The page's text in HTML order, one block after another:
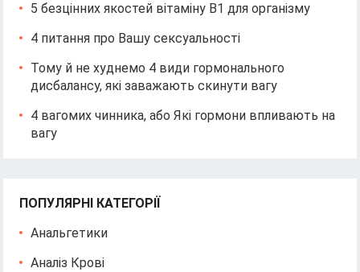
5 безцінних якостей вітаміну В1 для організму
4 питання про Вашу сексуальності
Тому й не худнемо 4 види гормонального
дисбалансу, які заважають скинути вагу
4 вагомих чинника, або Які гормони впливають на
вагу
ПОПУЛЯРНІ КАТЕГОРІЇ
Анальгетики
Аналіз Крові